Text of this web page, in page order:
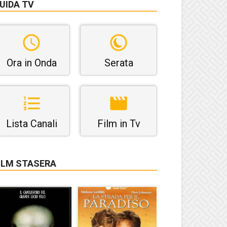
TV
Ora in Onda Serata
Lista Canali Film in Tv
STASERA